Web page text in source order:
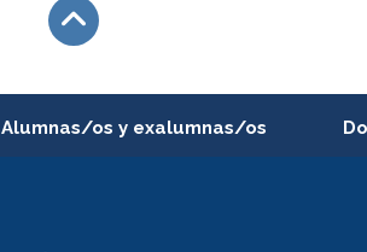
Alumnas/os y exalumnas/os
Consulta y certificado de notas